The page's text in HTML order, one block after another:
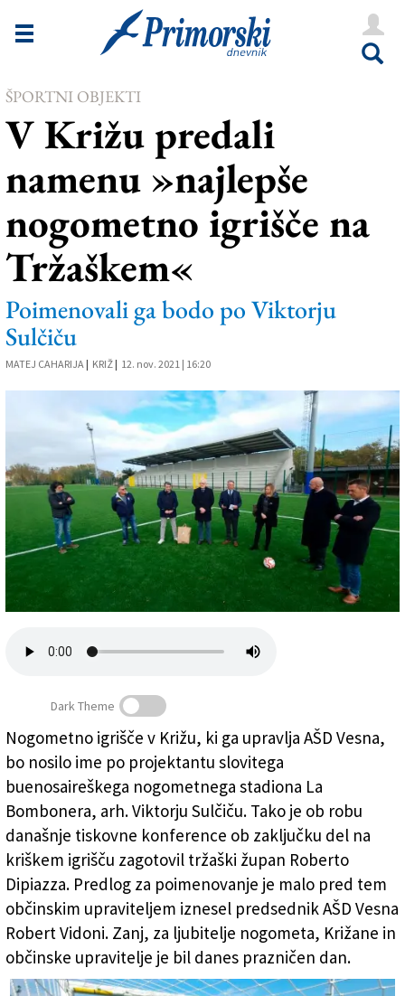
Novice
Goriška
Kultura
Šport
Še
Vreme
Uredništvo
Oglasi
Zadruga PD
Naročnine
ŠPORTNI OBJEKTI
V Križu predali
namenu »najlepše
nogometno igrišče na
Tržaškem«
Poimenovali ga bodo po Viktorju
Sulčiču
MATEJ CAHARIJA | KRIŽ | 12. nov. 2021 | 16:20
V Križu so ob zaključku del na nogometnem igrišču
priredili novinarsko konferenco (FOTODAMJ@N)
Dark Theme
Nogometno igrišče v Križu, ki ga upravlja AŠD Vesna,
bo nosilo ime po projektantu slovitega
buenosaireškega nogometnega stadiona La
Bombonera, arh. Viktorju Sulčiču. Tako je ob robu
današnje tiskovne konference ob zaključku del na
kriškem igrišču zagotovil tržaški župan Roberto
Dipiazza. Predlog za poimenovanje je malo pred tem
občinskim upraviteljem iznesel predsednik AŠD Vesna
Robert Vidoni. Zanj, za ljubitelje nogometa, Križane in
občinske upravitelje je bil danes prazničen dan.